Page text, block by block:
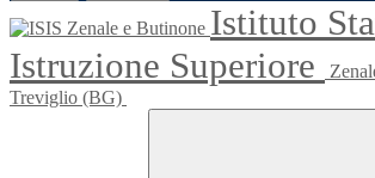
Istituto
Istruzione Superiore
Treviglio (BG)